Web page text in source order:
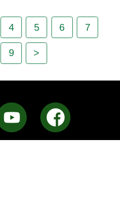
4 5 6 7
9 >